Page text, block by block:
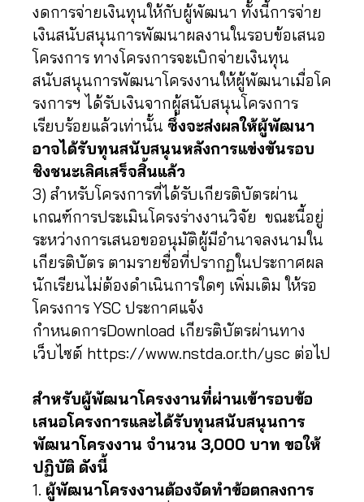
งดการจ่ายเงินทุนให้กับผู้พัฒนา ทั้งนี้การจ่าย
เงินสนับสนุนการพัฒนาผลงานในรอบข้อเสนอ
โครงการ ทางโครงการจะเบิกจ่ายเงินทุน
สนับสนุนการพัฒนาโครงงานให้ผู้พัฒนาเมื่อโค
รงการฯ ได้รับเงินจากผู้สนับสนุนโครงการ
เรียบร้อยแล้วเท่านั้น ซึ่งจะส่งผลให้ผู้พัฒนา
อาจได้รับทุนสนับสนุนหลังการแข่งขันรอบ
ชิงชนะเลิศเสร็จสิ้นแล้ว
3) สำหรับโครงการที่ได้รับเกียรติบัตรผ่าน
เกณฑ์การประเมินโครงร่างงานวิจัย ขณะนี้อยู่
ระหว่างการเสนอขออนุมัติผู้มีอำนาจลงนามใน
เกียรติบัตร ตามรายชื่อที่ปรากฏในประกาศผล
นักเรียนไม่ต้องดำเนินการใดๆ เพิ่มเติม ให้รอ
โครงการ YSC ประกาศแจ้ง
กำหนดการDownload เกียรติบัตรผ่านทาง
เว็บไซต์ https://www.nstda.or.th/ysc ต่อไป
สำหรับผู้พัฒนาโครงงานที่ผ่านเข้ารอบข้อ
เสนอโครงการและได้รับทุนสนับสนุนการ
พัฒนาโครงงาน จำนวน 3,000 บาท ขอให้
ปฏิบัติ ดังนี้
1. ผู้พัฒนาโครงงานต้องจัดทำข้อตกลงการ